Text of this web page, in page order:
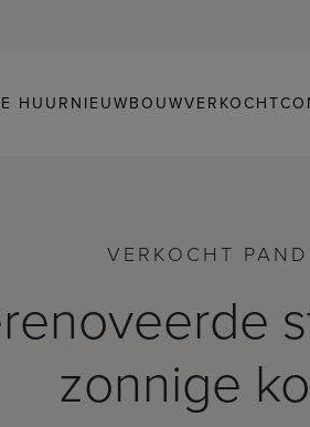
HUURNIEUWBOUWVERKOCHT
VERKOCHT PAND
zonnige